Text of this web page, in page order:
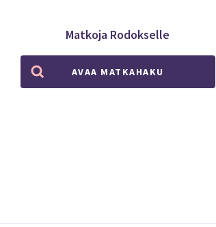
Matkoja Rodokselle
AVAA MATKAHAKU